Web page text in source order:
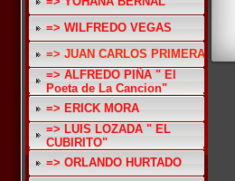
=> WILFREDO VEGAS
=> JUAN CARLOS PRIMERA
=> ALFREDO PIÑA " El
Poeta de La Cancion"
=> ERICK MORA
=> LUIS LOZADA " EL
CUBIRITO"
=> ORLANDO HURTADO